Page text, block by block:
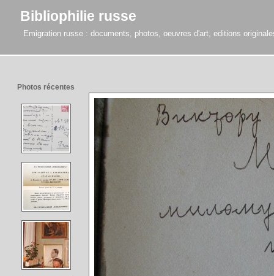
Bibliophilie russe
Emigration russe : documents, photos, oeuvres d'art, editions
Photos récentes